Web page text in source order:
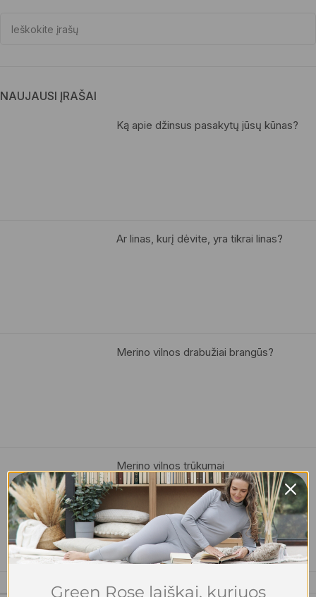
NAUJAUSI ĮRAŠAI
Ką apie džinsus pasakytų jūsų kūnas?
Ar linas, kurį dėvite, yra tikrai linas?
Merino vilnos drabužiai brangūs?
Merino vilnos trūkumai
Green Rose laiškai, kuriuos